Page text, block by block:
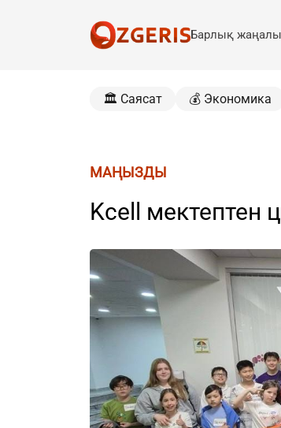
Барлық
🏛️ Саясат 💰 Экономика
МАҢЫЗДЫ
Kcell мектептен